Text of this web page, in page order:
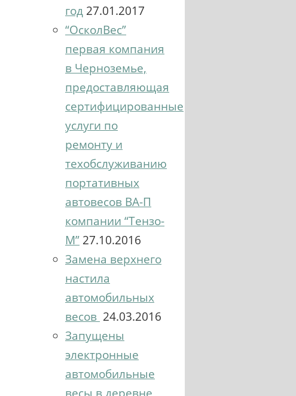
год 27.01.2017
“ОсколВес”
первая компания
в Черноземье,
предоставляющая
сертифицированные
услуги по
ремонту и
техобслуживанию
портативных
автовесов ВА-П
компании “Тензо-
М” 27.10.2016
Замена верхнего
настила
автомобильных
весов 24.03.2016
Запущены
электронные
автомобильные